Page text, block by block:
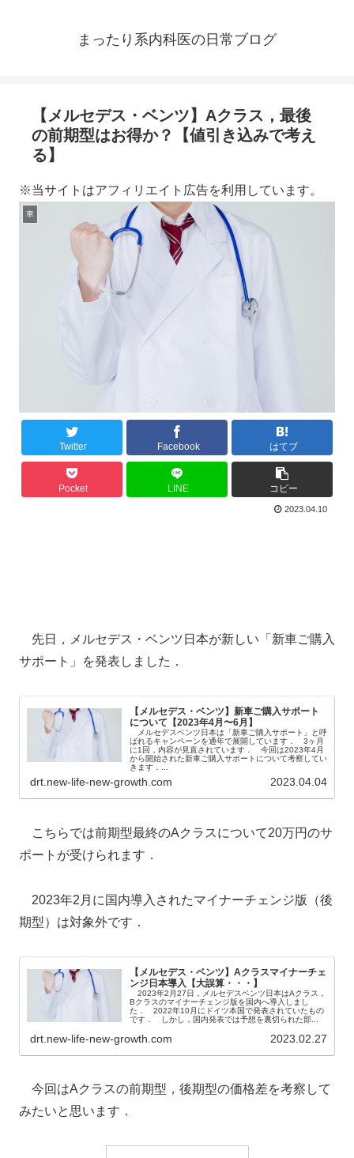
まったり系内科医の日常ブログ
【メルセデス・ベンツ】Aクラス，最後
の前期型はお得か？【値引き込みで考え
る】
※当サイトはアフィリエイト広告を利用しています。
車
Twitter Facebook はてブ
Pocket LINE コピー
2023.04.10
先日，メルセデス・ベンツ日本が新しい「新車ご購入
サポート」を発表しました．
【メルセデス・ベンツ】新車ご購入サポート
について【2023年4月〜6月】
メルセデスベンツ日本は「新車ご購入サポート」と呼
ばれるキャンペーンを通年で展開しています． 3ヶ月
に1回，内容が見直されています． 今回は2023年4月
から開始された新車ご購入サポートについて考察してい
きます．...
drt.new-life-new-growth.com 2023.04.04
こちらでは前期型最終のAクラスについて20万円のサ
ポートが受けられます．
2023年2月に国内導入されたマイナーチェンジ版（後
期型）は対象外です．
【メルセデス・ベンツ】Aクラスマイナーチェ
ンジ日本導入【大誤算・・・】
2023年2月27日，メルセデスベンツ日本はAクラス，
Bクラスのマイナーチェンジ版を国内へ導入しまし
た． 2022年10月にドイツ本国で発表されていたもの
です． しかし，国内発表では予想を裏切られた部...
drt.new-life-new-growth.com 2023.02.27
今回はAクラスの前期型，後期型の価格差を考察して
みたいと思います．